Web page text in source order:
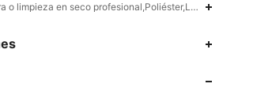
o limpieza en seco profesional,Poliéster,Liso